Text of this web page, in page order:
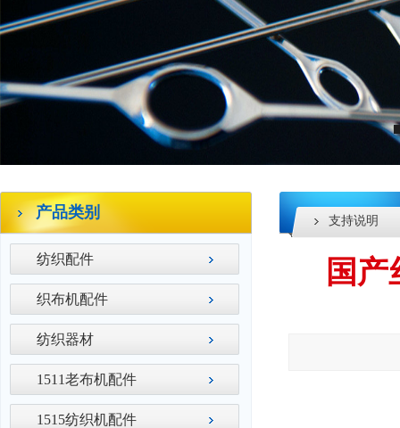
产品类别
纺织配件
织布机配件
纺织器材
1511老布机配件
1515纺织机配件
支持说明
国